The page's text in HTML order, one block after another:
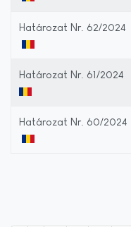
Határozat Nr. 62/2024
Határozat Nr. 61/2024
Határozat Nr. 60/2024